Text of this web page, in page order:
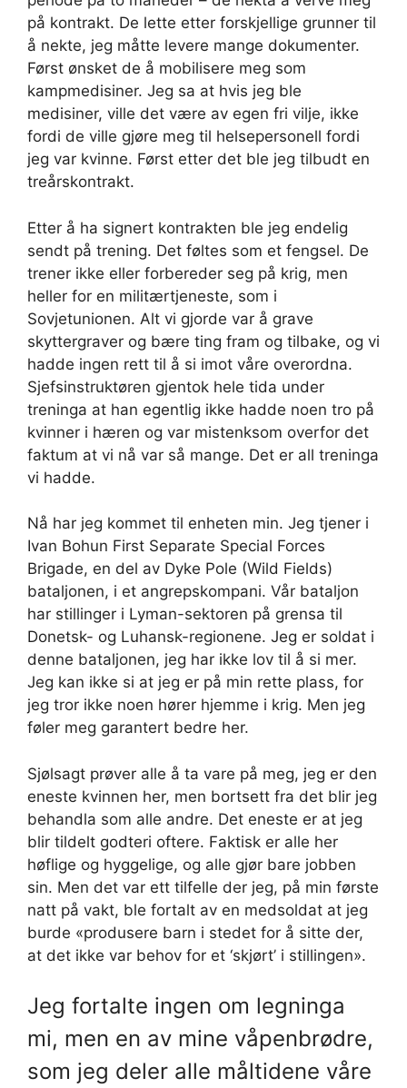
på kontrakt. De lette etter forskjellige grunner til
å nekte, jeg måtte levere mange dokumenter.
Først ønsket de å mobilisere meg som
kampmedisiner. Jeg sa at hvis jeg ble
medisiner, ville det være av egen fri vilje, ikke
fordi de ville gjøre meg til helsepersonell fordi
jeg var kvinne. Først etter det ble jeg tilbudt en
treårskontrakt.
Etter å ha signert kontrakten ble jeg endelig
sendt på trening. Det føltes som et fengsel. De
trener ikke eller forbereder seg på krig, men
heller for en militærtjeneste, som i
Sovjetunionen. Alt vi gjorde var å grave
skyttergraver og bære ting fram og tilbake, og vi
hadde ingen rett til å si imot våre overordna.
Sjefsinstruktøren gjentok hele tida under
treninga at han egentlig ikke hadde noen tro på
kvinner i hæren og var mistenksom overfor det
faktum at vi nå var så mange. Det er all treninga
vi hadde.
Nå har jeg kommet til enheten min. Jeg tjener i
Ivan Bohun First Separate Special Forces
Brigade, en del av Dyke Pole (Wild Fields)
bataljonen, i et angrepskompani. Vår bataljon
har stillinger i Lyman-sektoren på grensa til
Donetsk- og Luhansk-regionene. Jeg er soldat i
denne bataljonen, jeg har ikke lov til å si mer.
Jeg kan ikke si at jeg er på min rette plass, for
jeg tror ikke noen hører hjemme i krig. Men jeg
føler meg garantert bedre her.
Sjølsagt prøver alle å ta vare på meg, jeg er den
eneste kvinnen her, men bortsett fra det blir jeg
behandla som alle andre. Det eneste er at jeg
blir tildelt godteri oftere. Faktisk er alle her
høflige og hyggelige, og alle gjør bare jobben
sin. Men det var ett tilfelle der jeg, på min første
natt på vakt, ble fortalt av en medsoldat at jeg
burde «produsere barn i stedet for å sitte der,
at det ikke var behov for et ‘skjørt’ i stillingen».
Jeg fortalte ingen om legninga
mi, men en av mine våpenbrødre,
som jeg deler alle måltidene våre